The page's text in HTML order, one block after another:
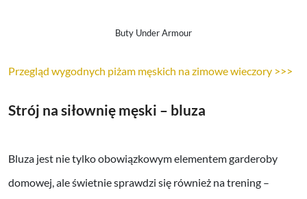
Buty Under Armour
Przegląd wygodnych piżam męskich na zimowe wieczory >>>
Strój na siłownię męski – bluza
Bluza jest nie tylko obowiązkowym elementem garderoby
domowej, ale świetnie sprawdzi się również na trening –